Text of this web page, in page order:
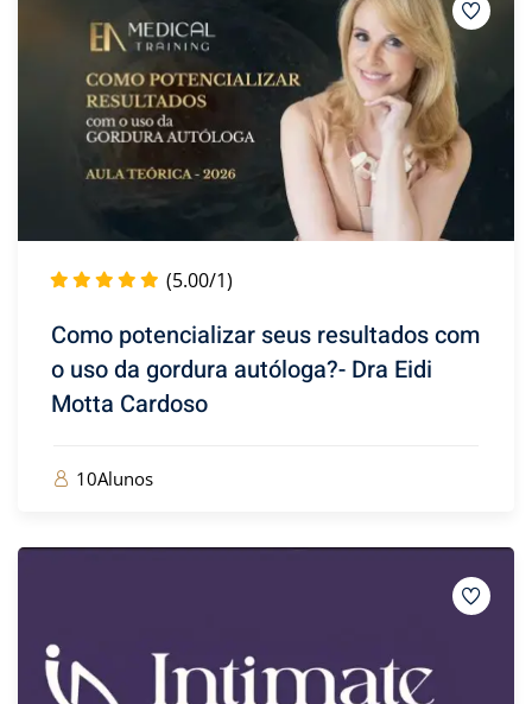
(5.00/1)
Como potencializar seus resultados com
o uso da gordura autóloga?- Dra Eidi
Motta Cardoso
10Alunos